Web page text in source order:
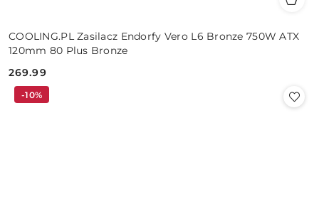
COOLING.PL Zasilacz Endorfy Vero L6 Bronze 750W ATX
120mm 80 Plus Bronze
Cena:
269.99
-10%